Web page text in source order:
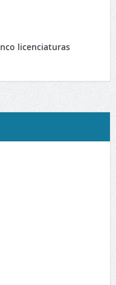
licenciaturas